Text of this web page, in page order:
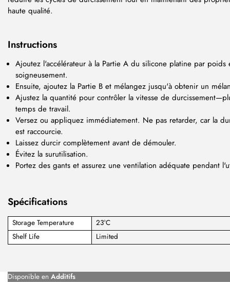
haute qualité.
Instructions
Ajoutez l'accélérateur à la Partie A du silicone platine par poids
soigneusement.
Ensuite, ajoutez la Partie B et mélangez jusqu'à obtenir un
Ajustez la quantité pour contrôler la vitesse de
temps de travail.
Versez ou appliquez immédiatement. Ne pas retarder, car la
est raccourcie.
Laissez durcir complètement avant de démouler.
Évitez la surutilisation.
Portez des gants et assurez une ventilation adéquate pendant
Spécifications
Storage Temperature
23°C
Shelf Life
Limited
Disponible en Additifs